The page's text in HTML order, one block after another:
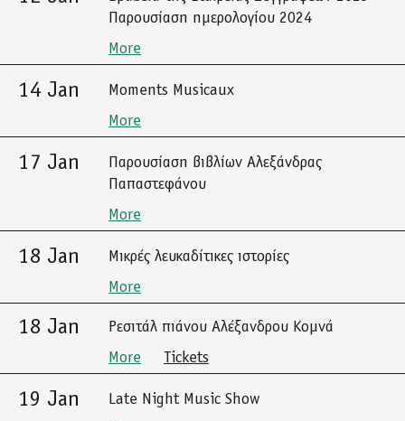
Παρουσίαση ημερολογίου 2024
More
14 Jan
Moments Musicaux
More
17 Jan
Παρουσίαση βιβλίων Αλεξάνδρας
Παπαστεφάνου
More
18 Jan
Μικρές λευκαδίτικες ιστορίες
More
18 Jan
Ρεσιτάλ πιάνου Αλέξανδρου Κομνά
More
Tickets
19 Jan
Late Night Music Show